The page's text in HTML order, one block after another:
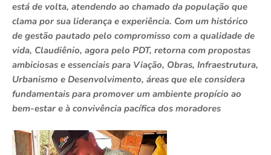
está de volta, atendendo ao chamado da população que
clama por sua liderança e experiência. Com um histórico
de gestão pautado pelo compromisso com a qualidade de
vida, Claudiênio, agora pelo PDT, retorna com propostas
ambiciosas e essenciais para Viação, Obras, Infraestrutura,
Urbanismo e Desenvolvimento, áreas que ele considera
fundamentais para promover um ambiente propício ao
bem-estar e à convivência pacífica dos moradores